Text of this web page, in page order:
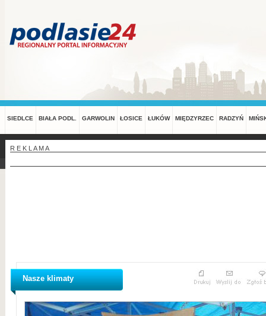
SIEDLCE BIAŁA PODL. GARWOLIN ŁOSICE ŁUKÓW MIĘDZYRZEC RADZYŃ
R E K L A M A
Nasze klimaty